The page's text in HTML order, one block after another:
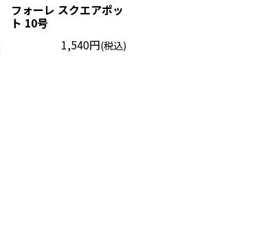
フォーレ スクエアポッ
ト 10号
1,540円(税込)